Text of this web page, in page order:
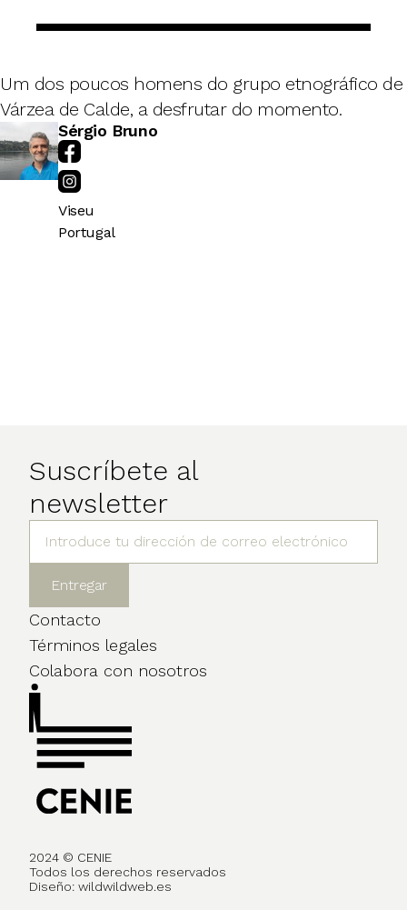
Um dos poucos homens do grupo etnográfico de
Várzea de Calde, a desfrutar do momento.
Sérgio Bruno
Viseu
Portugal
Suscríbete al
newsletter
Contacto
Términos legales
Colabora con nosotros
2024 © CENIE
Todos los derechos reservados
Diseño: wildwildweb.es